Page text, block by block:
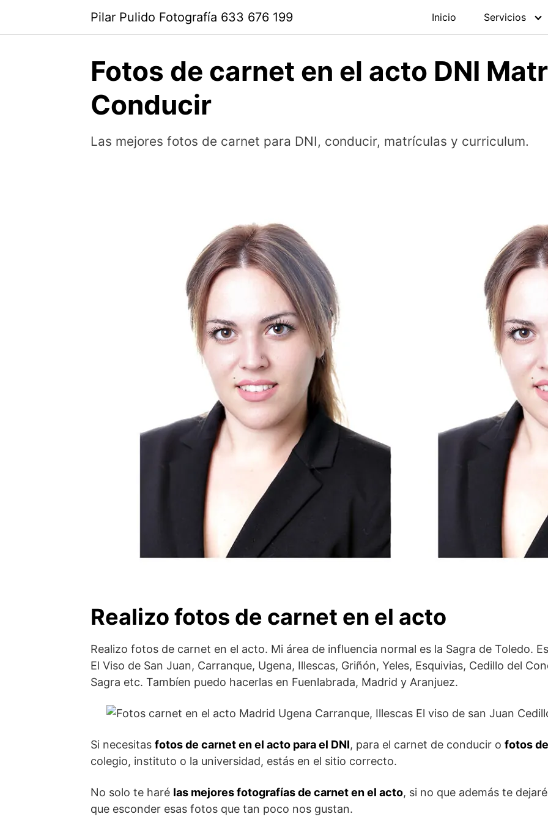
contenido
Pilar Pulido Fotografía 633 676 199 Inicio Servicios
Fotos de carnet en el acto DNI
Conducir
Las mejores fotos de carnet para DNI, conducir, matrículas y curriculum.
Realizo fotos de carnet en el acto
Realizo fotos de carnet en el acto. Mi área de influencia normal es la Sagra de Toledo.
El Viso de San Juan, Carranque, Ugena, Illescas, Griñón, Yeles, Esquivias, Cedillo del
Sagra etc. Tambíen puedo hacerlas en Fuenlabrada, Madrid y Aranjuez.
Si necesitas fotos de carnet en el acto para el DNI, para el carnet de conducir o fotos
colegio, instituto o la universidad, estás en el sitio correcto.
No solo te haré las mejores fotografías de carnet en el acto, si no que además te
que esconder esas fotos que tan poco nos gustan.